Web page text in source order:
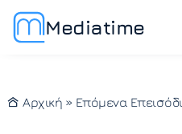
Mediatime
Αρχική » Επόμενα